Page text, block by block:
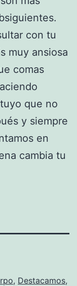
con tu
muy ansiosa
comas
que no
y siempre
en
cambia tu
, Destacamos,